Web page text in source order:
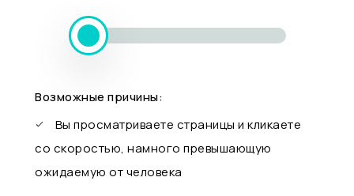
Возможные причины:
Вы просматриваете страницы и кликаете
со скоростью, намного превышающую
ожидаемую от человека